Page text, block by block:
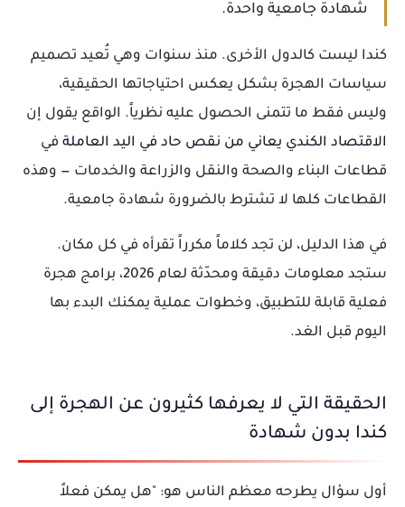
شهادة جامعية واحدة.
كندا ليست كالدول الأخرى. منذ سنوات وهي تُعيد تصميم
سياسات الهجرة بشكل يعكس احتياجاتها الحقيقية،
وليس فقط ما تتمنى الحصول عليه نظرياً. الواقع يقول إن
الاقتصاد الكندي يعاني من نقص حاد في اليد العاملة في
قطاعات البناء والصحة والنقل والزراعة والخدمات — وهذه
القطاعات كلها لا تشترط بالضرورة شهادة جامعية.
في هذا الدليل، لن تجد كلاماً مكرراً تقرأه في كل مكان.
ستجد معلومات دقيقة ومحدّثة لعام 2026، برامج هجرة
فعلية قابلة للتطبيق، وخطوات عملية يمكنك البدء بها
اليوم قبل الغد.
الحقيقة التي لا يعرفها كثيرون عن الهجرة إلى
كندا بدون شهادة
أول سؤال يطرحه معظم الناس هو: "هل يمكن فعلاً